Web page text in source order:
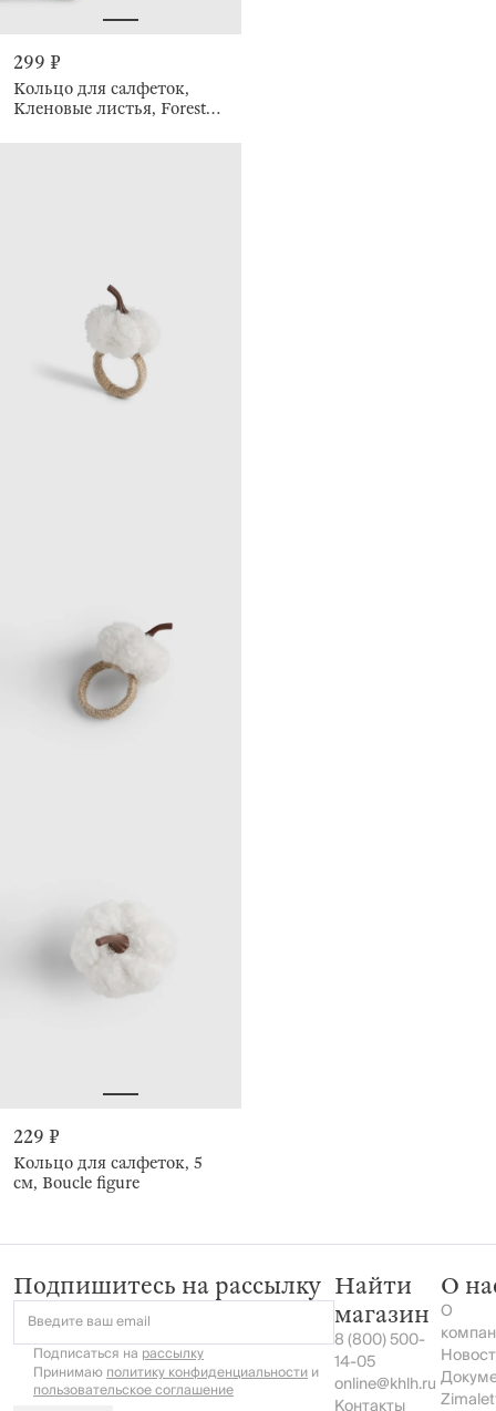
299 ₽
Кольцо для салфеток,
Кленовые листья, Forest
229 ₽
Кольцо для салфеток, 5
см, Boucle figure
Подпишитесь на рассылку
Введите ваш email
Подписаться на рассылку
Принимаюполитику конфиденциальностии
пользовательское соглашение
Найти
магазин
8 (800) 500-
14-05
online@khlh.ru
О
О